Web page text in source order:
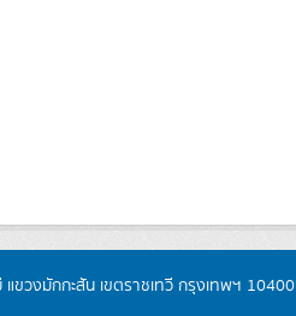
ขวงมักกะสัน เขตราชเทวี กรุงเทพฯ 10400